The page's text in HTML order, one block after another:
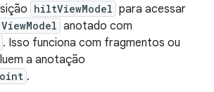
hiltViewModel para acessar
ViewModel anotado com
. Isso funciona com fragmentos ou
a anotação
.